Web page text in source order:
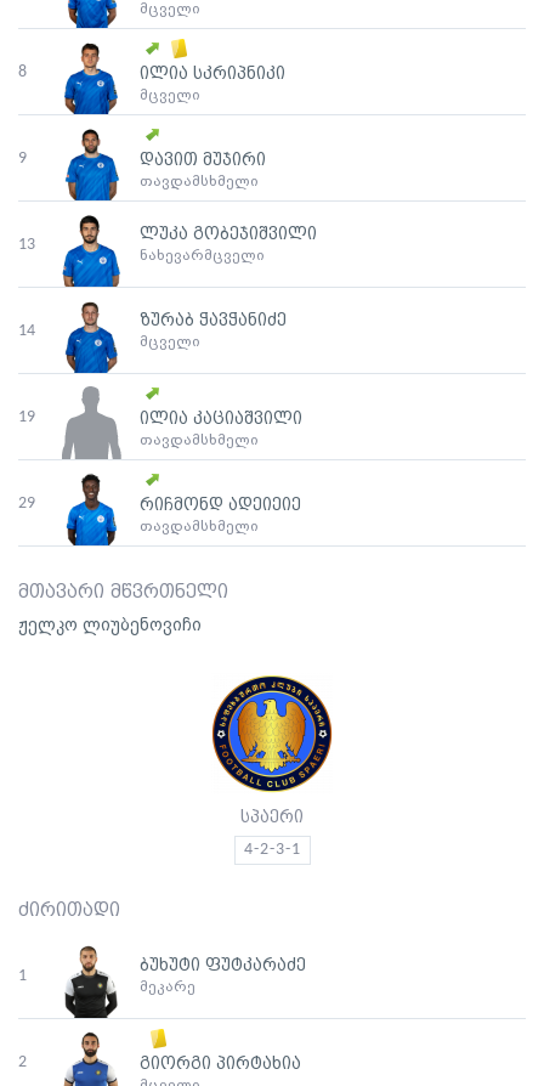
მცველი
8 ილია სკრიპნიკი
მცველი
9 დავით მუჯირი
თავდამსხმელი
13
ლუკა გობეჯიშვილი
ნახევარმცველი
14
ზურაბ ჭავჭანიძე
მცველი
19 ილია კაციაშვილი
თავდამსხმელი
29 რიჩმონდ ადეიეიე
თავდამსხმელი
მთავარი მწვრთნელი
ჟელკო ლიუბენოვიჩი
სპაერი
4-2-3-1
ძირითადი
1
ბუხუტი ფუტკარაძე
მეკარე
2 გიორგი პირტახია